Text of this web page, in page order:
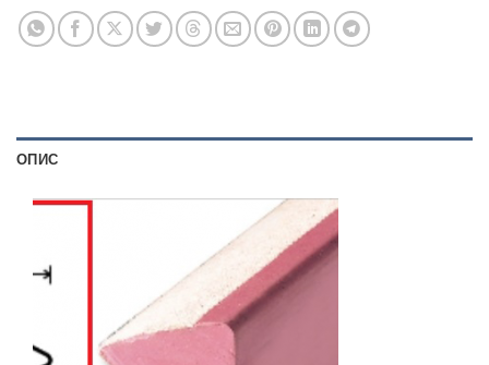
ОПИС